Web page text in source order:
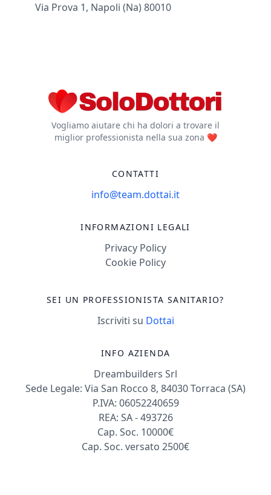
Via Prova 1, Napoli (na) 80010
Vogliamo aiutare chi ha dolori a trovare il
miglior professionista nella sua zona ❤️
CONTATTI
info@team.dottai.it
INFORMAZIONI LEGALI
Privacy Policy
Cookie Policy
SEI UN PROFESSIONISTA SANITARIO?
Iscriviti su Dottai
INFO AZIENDA
Dreambuilders Srl
Sede Legale: Via San Rocco 8, 84030 Torraca (SA)
P.IVA: 06052240659
REA: SA - 493726
Cap. Soc. 10000€
Cap. Soc. versato 2500€